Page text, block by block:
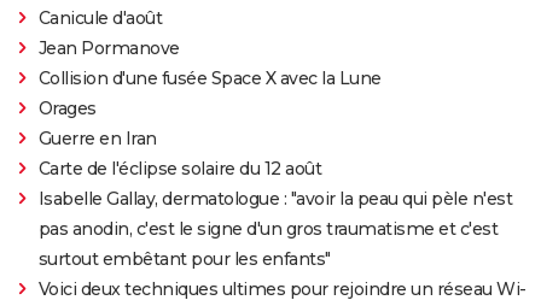
Canicule d'août
Jean Pormanove
Collision d'une fusée Space X avec la Lune
Orages
Guerre en Iran
Carte de l'éclipse solaire du 12 août
Isabelle Gallay, dermatologue : "avoir la peau qui pèle n'est
pas anodin, c'est le signe d'un gros traumatisme et c'est
surtout embêtant pour les enfants"
Voici deux techniques ultimes pour rejoindre un réseau Wi-